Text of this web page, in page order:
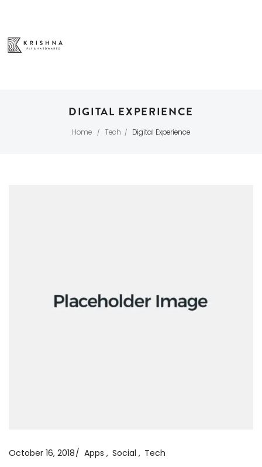
DIGITAL EXPERIENCE
Home / Tech / Digital Experience
October 16, 2018 Apps Social Tech